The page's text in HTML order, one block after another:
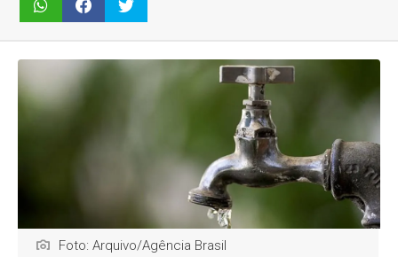
Foto: Arquivo/Agência Brasil